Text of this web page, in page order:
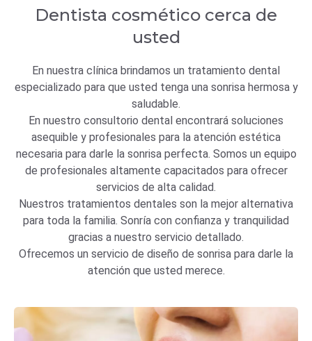
Dentista cosmético cerca de
usted
En nuestra clínica brindamos un tratamiento dental
especializado para que usted tenga una sonrisa hermosa y
saludable.
En nuestro consultorio dental encontrará soluciones
asequible y profesionales para la atención estética
necesaria para darle la sonrisa perfecta. Somos un equipo
de profesionales altamente capacitados para ofrecer
servicios de alta calidad.
Nuestros tratamientos dentales son la mejor alternativa
para toda la familia. Sonría con confianza y tranquilidad
gracias a nuestro servicio detallado.
Ofrecemos un servicio de diseño de sonrisa para darle la
atención que usted merece.